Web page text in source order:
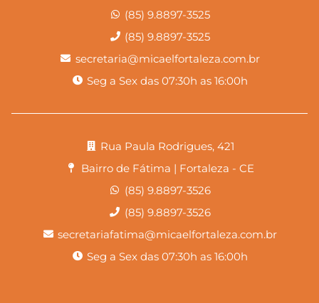
(85) 9.8897-3525
(85) 9.8897-3525
secretaria@micaelfortaleza.com.br
Seg a Sex das 07:30h as 16:00h
Rua Paula Rodrigues, 421
Bairro de Fátima | Fortaleza - CE
(85) 9.8897-3526
(85) 9.8897-3526
secretariafatima@micaelfortaleza.com.br
Seg a Sex das 07:30h as 16:00h